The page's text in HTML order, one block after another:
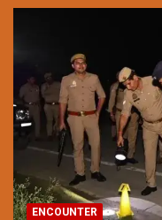
ENCOUNTER